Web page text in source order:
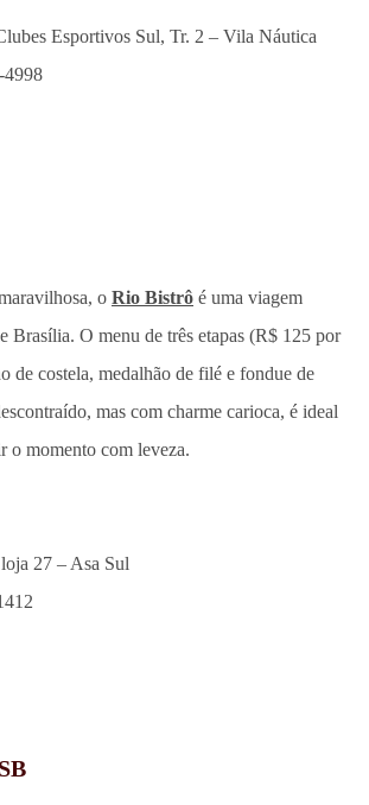
Esportivos Sul, Tr. 2 – Vila Náutica
4998
o Rio Bistrô é uma viagem
Brasília. O menu de três etapas (R$ 125 por
de costela, medalhão de filé e fondue de
mas com charme carioca, é ideal
o momento com leveza.
27 – Asa Sul